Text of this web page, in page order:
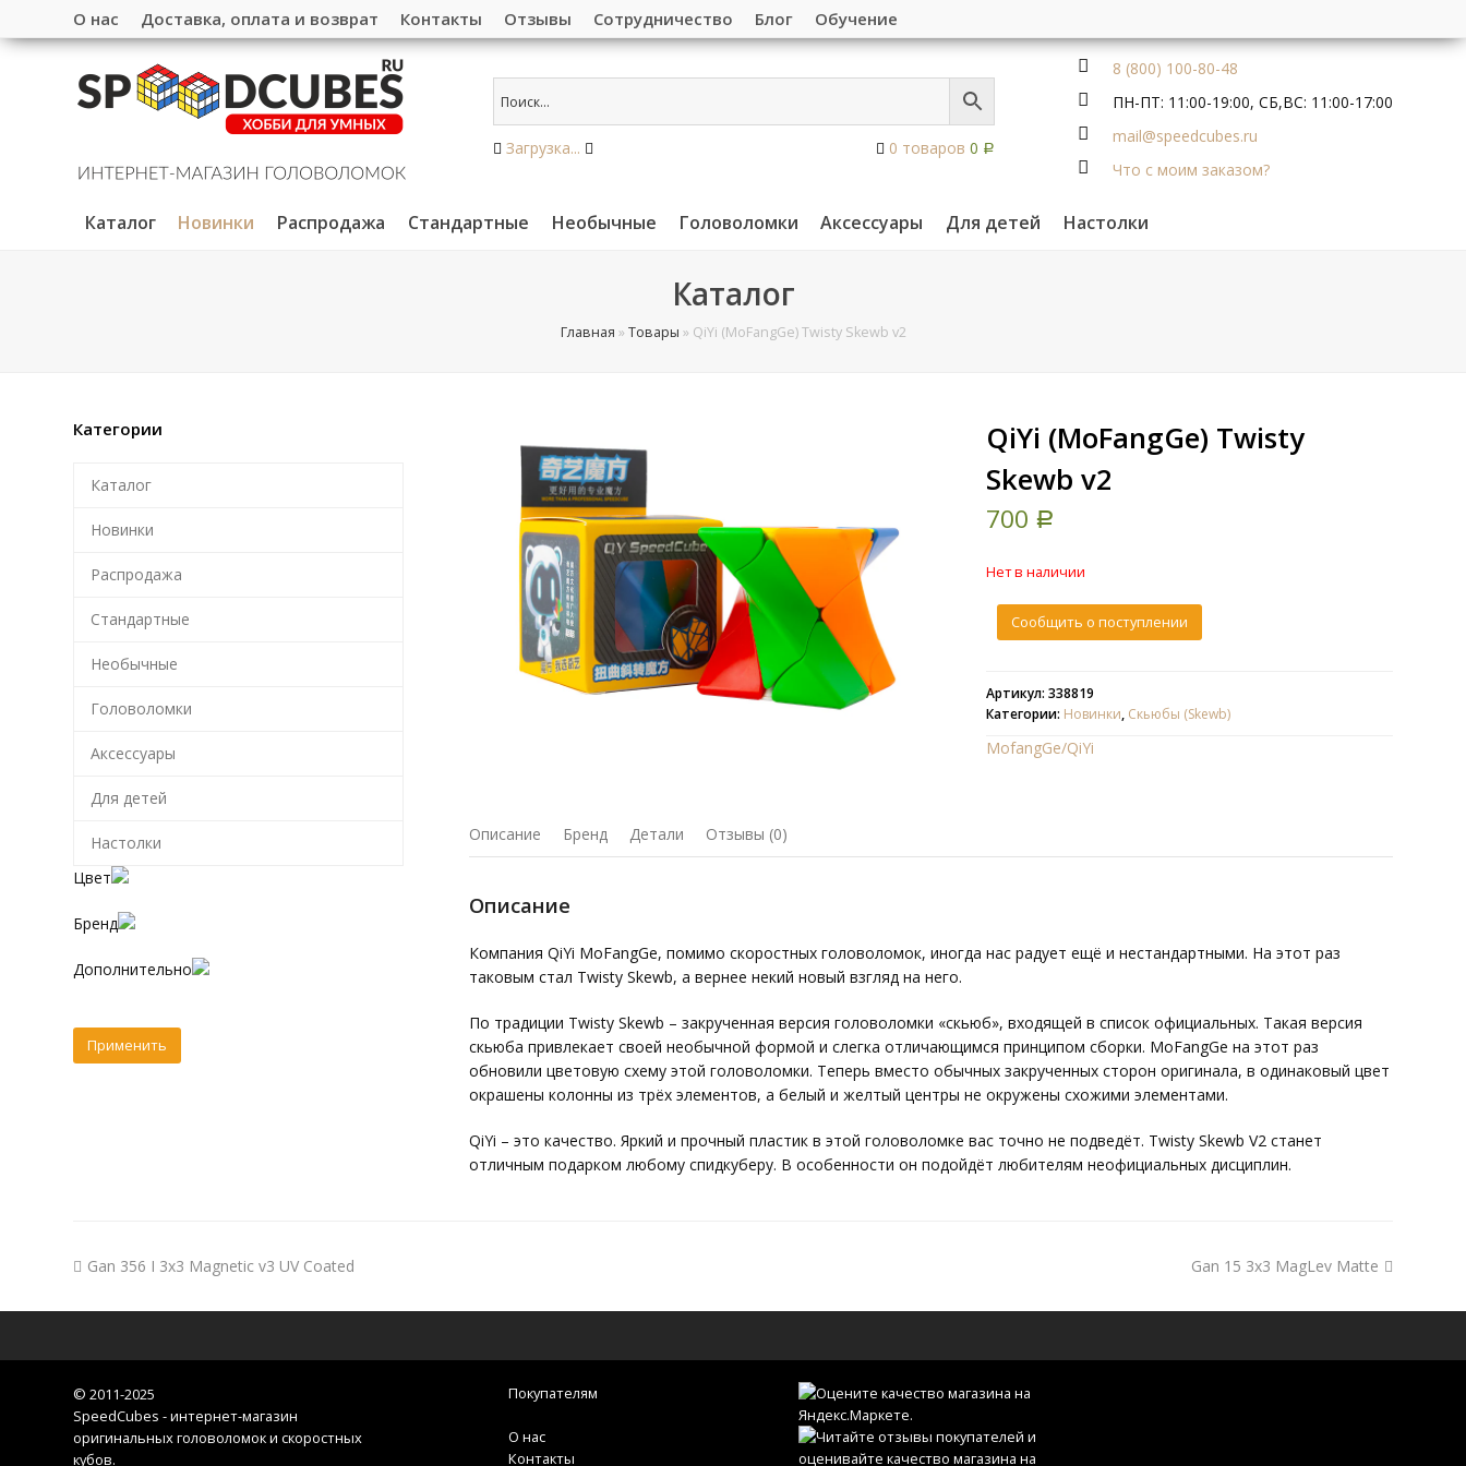
О нас Доставка, оплата и возврат Контакты Отзывы Сотрудничество Блог Обучение
Загрузка... 0 товаров 0 Р
8 (800) 100-80-48
ПН-ПТ: 11:00-19:00, СБ,ВС: 11:00-17:00
mail@speedcubes.ru
Что с моим заказом?
Каталог Новинки Распродажа Стандартные Необычные Головоломки Аксессуары Для детей Настолки
Каталог
Главная » Товары » QiYi (MoFangGe) Twisty Skewb v2
QiYi (MoFangGe) Twisty
Skewb v2
700 Р
Нет в наличии
Сообщить о поступлении
Артикул: 338819
Категории: Новинки, Скьюбы (Skewb)
MofangGe/QiYi
Описание Бренд Детали Отзывы (0)
Описание
Компания QiYi MoFangGe, помимо скоростных головоломок, иногда нас радует ещё и нестандартными. На этот раз
таковым стал Twisty Skewb, а вернее некий новый взгляд на него.
По традиции Twisty Skewb – закрученная версия головоломки «скьюб», входящей в список официальных. Такая версия
скьюба привлекает своей необычной формой и слегка отличающимся принципом сборки. MoFangGe на этот раз
обновили цветовую схему этой головоломки. Теперь вместо обычных закрученных сторон оригинала, в одинаковый цвет
окрашены колонны из трёх элементов, а белый и желтый центры не окружены схожими элементами.
QiYi – это качество. Яркий и прочный пластик в этой головоломке вас точно не подведёт. Twisty Skewb V2 станет
отличным подарком любому спидкуберу. В особенности он подойдёт любителям неофициальных дисциплин.
Категории
Каталог
Новинки
Распродажа
Стандартные
Необычные
Головоломки
Аксессуары
Для детей
Настолки
Цвет
Бренд
Дополнительно
Gan 356 I 3x3 Magnetic v3 UV Coated Gan 15 3x3 MagLev Matte
© 2011-2025
SpeedCubes - интернет-магазин
оригинальных головоломок и скоростных
кубов.
Покупателям
О нас
Контакты